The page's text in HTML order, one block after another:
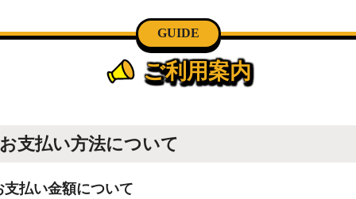
GUIDE
ご利用案内
お支払い方法について
支払い金額について